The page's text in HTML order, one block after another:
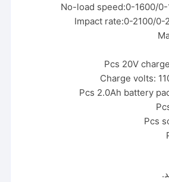
No-load speed:0-1600/
Impact rate:0-2100/
Charge volts: